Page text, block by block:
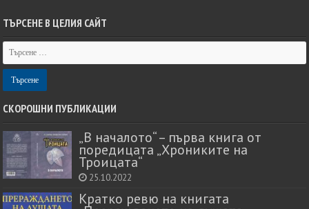
ТЪРСЕНЕ В ЦЕЛИЯ САЙТ
СКОРОШНИ ПУБЛИКАЦИИ
„В началото“ – първа книга от
поредицата „Хрониките на
Троицата“
25.10.2022
Кратко ревю на книгата